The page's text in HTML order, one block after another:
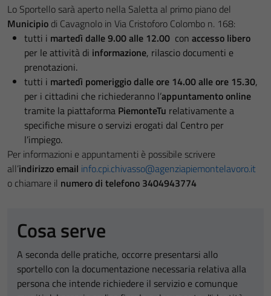
Lo Sportello sarà aperto nella Saletta al primo piano del
Municipio di Cavagnolo in Via Cristoforo Colombo n. 168:
tutti i martedì dalle 9.00 alle 12.00 con accesso libero
per le attività di informazione, rilascio documenti e
prenotazioni.
tutti i martedì pomeriggio dalle ore 14.00 alle ore 15.30,
per i cittadini che richiederanno l’appuntamento online
tramite la piattaforma PiemonteTu relativamente a
specifiche misure o servizi erogati dal Centro per
l’impiego.
Per informazioni e appuntamenti è possibile scrivere
all’indirizzo email info.cpi.chivasso@agenziapiemontelavoro.it
o chiamare il numero di telefono 3404943774
Cosa serve
A seconda delle pratiche, occorre presentarsi allo
sportello con la documentazione necessaria relativa alla
persona che intende richiedere il servizio e comunque